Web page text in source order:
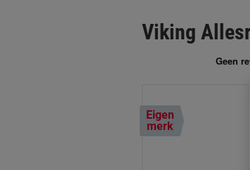
Viking
Eigen
merk